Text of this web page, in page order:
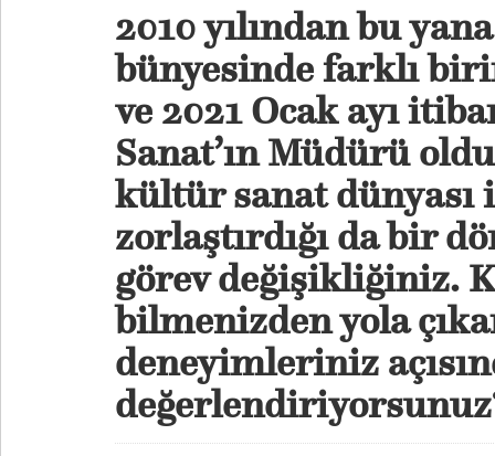
2010 yılından bu
bünyesinde farklı
ve 2021 Ocak ayı
Sanat’ın Müdürü
kültür sanat dünyası
zorlaştırdığı da bir
görev değişikliğiniz.
bilmenizden yola
deneyimleriniz